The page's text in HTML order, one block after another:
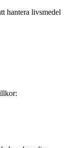
hantera livsmedel